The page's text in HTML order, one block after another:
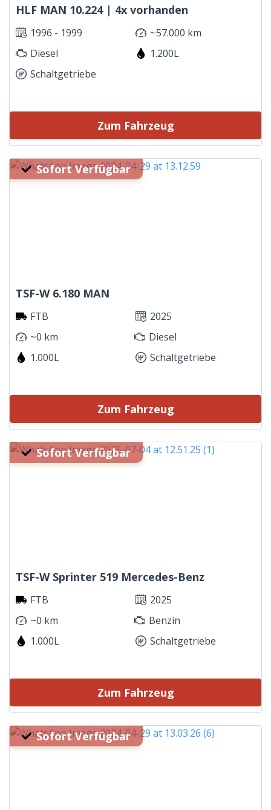
HLF MAN 10.224 | 4x vorhanden
1996 - 1999
~57.000 km
Diesel
1.200L
Schaltgetriebe
Zum Fahrzeug
TSF-W 6.180 MAN
FTB
2025
~0 km
Diesel
1.000L
Schaltgetriebe
Sofort Verfügbar
Zum Fahrzeug
TSF-W Sprinter 519 Mercedes-Benz
FTB
2025
~0 km
Benzin
1.000L
Schaltgetriebe
Sofort Verfügbar
Zum Fahrzeug
Sofort Verfügbar